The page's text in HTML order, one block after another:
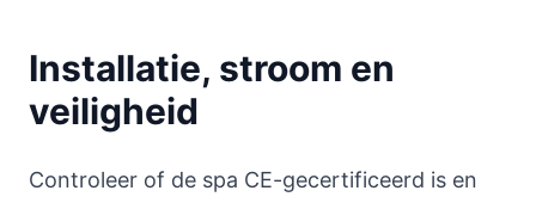
Installatie, stroom en
veiligheid
Controleer of de spa CE-gecertificeerd is en